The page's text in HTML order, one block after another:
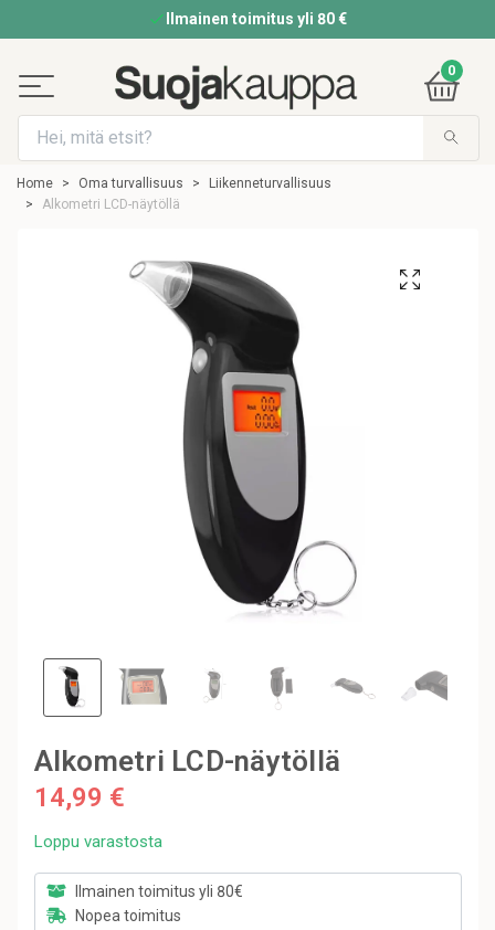
Ilmainen toimitus yli 80 €
0
Home Oma turvallisuus
Liikenneturvallisuus
Alkometri LCD-näytöllä
Alkometri LCD-näytöllä
14,99 €
Loppu varastosta
Ilmainen toimitus yli 80€
Nopea toimitus